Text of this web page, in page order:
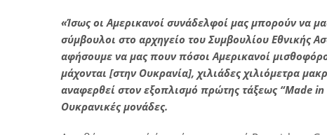
«Ίσως οι Αμερικανοί συνάδελφοί μας μπορούν να
σύμβουλοι στο αρχηγείο του Συμβουλίου Εθνικής
αφήσουμε να μας πουν πόσοι Αμερικανοί
μάχονται [στην Ουκρανία], χιλιάδες χιλιόμετρα
αναφερθεί στον εξοπλισμό πρώτης τάξεως “Made in
Ουκρανικές μονάδες.